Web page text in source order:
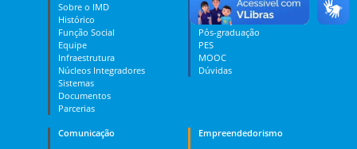
Sobre o IMD
Histórico
Função Social
Equipe
Infraestrutura
Núcleos Integradores
Sistemas
Documentos
Parcerias
Curso Técnico
Graduação
Pós-graduação
PES
MOOC
Dúvidas
Comunicação
Empreendedorismo